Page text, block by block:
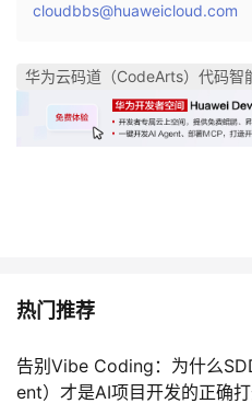
cloudbbs@huaweicloud.com
华为云码道（CodeArts）代码智
热门推荐
告别Vibe Coding：为什么
ent）才是AI项目开发的正确